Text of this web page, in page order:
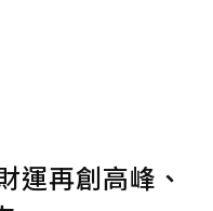
運再創高峰、